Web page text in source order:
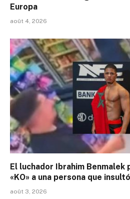
Europa
août 4, 2026
El luchador Ibrahim Benmalek
«KO» a una persona que
août 3, 2026